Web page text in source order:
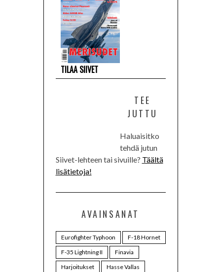
TILAA SIIVET
TEE
JUTTU
Haluaisitko
tehdä jutun
Siivet-lehteen tai sivuille? Täältä
lisätietoja!
AVAINSANAT
Eurofighter Typhoon
F-18 Hornet
F-35 Lightning II
Finavia
Harjoitukset
Hasse Vallas